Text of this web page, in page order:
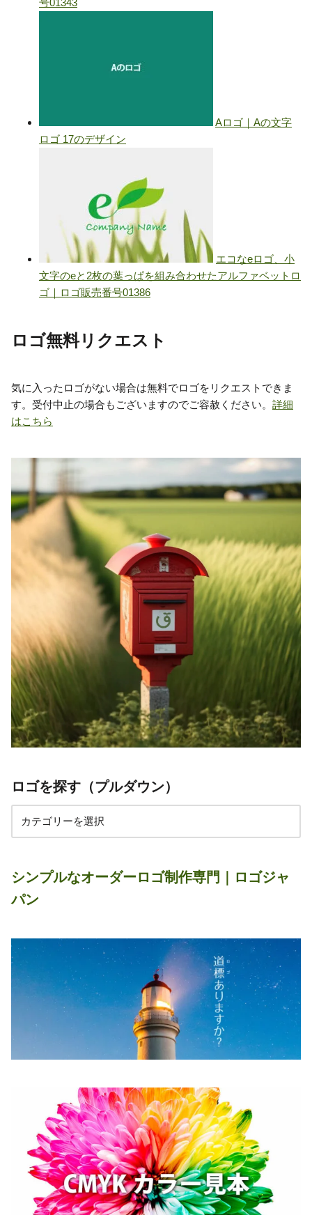
ロゴ無料リクエスト
気に入ったロゴがない場合は無料でロゴをリクエストできま
す。受付中止の場合もございますのでご容赦ください。 詳細
はこちら
ロゴを探す（プルダウン）
シンプルなオーダーロゴ制作専門｜ロゴジャ
パン